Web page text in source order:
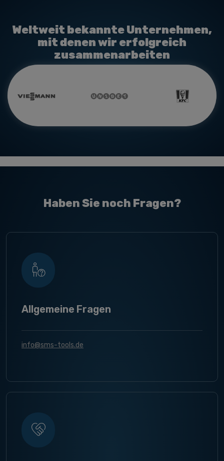
Weltweit bekannte Unternehmen,
mit denen wir erfolgreich
zusammenarbeiten
Haben Sie noch Fragen?
Allgemeine Fragen
info@sms-tools.de